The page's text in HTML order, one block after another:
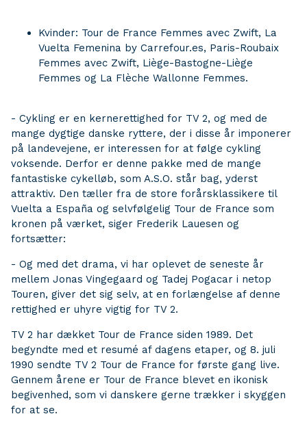
Kvinder: Tour de France Femmes avec Zwift, La
Vuelta Femenina by Carrefour.es, Paris-Roubaix
Femmes avec Zwift, Liège-Bastogne-Liège
Femmes og La Flèche Wallonne Femmes.
- Cykling er en kernerettighed for TV 2, og med de
mange dygtige danske ryttere, der i disse år imponerer
på landevejene, er interessen for at følge cykling
voksende. Derfor er denne pakke med de mange
fantastiske cykelløb, som A.S.O. står bag, yderst
attraktiv. Den tæller fra de store forårsklassikere til
Vuelta a España og selvfølgelig Tour de France som
kronen på værket, siger Frederik Lauesen og
fortsætter:
- Og med det drama, vi har oplevet de seneste år
mellem Jonas Vingegaard og Tadej Pogacar i netop
Touren, giver det sig selv, at en forlængelse af denne
rettighed er uhyre vigtig for TV 2.
TV 2 har dækket Tour de France siden 1989. Det
begyndte med et resumé af dagens etaper, og 8. juli
1990 sendte TV 2 Tour de France for første gang live.
Gennem årene er Tour de France blevet en ikonisk
begivenhed, som vi danskere gerne trækker i skyggen
for at se.